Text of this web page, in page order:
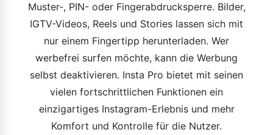
Muster-, PIN- oder Fingerabdrucksperre. Bilder,
IGTV-Videos, Reels und Stories lassen sich mit
nur einem Fingertipp herunterladen. Wer
werbefrei surfen möchte, kann die Werbung
selbst deaktivieren. Insta Pro bietet mit seinen
vielen fortschrittlichen Funktionen ein
einzigartiges Instagram-Erlebnis und mehr
Komfort und Kontrolle für die Nutzer.